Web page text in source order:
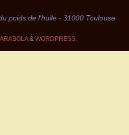
poids de l'huile - 31000 Toulouse
& WORDPRESS.